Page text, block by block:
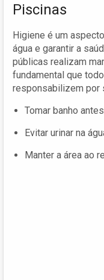
Piscinas
Higiene é um
água e garantir a
públicas realizam
fundamental que
responsabilizem por
Tomar banho
Evitar urinar na
Manter a área ao